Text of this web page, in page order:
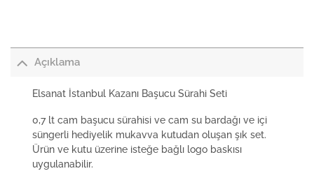
Açıklama
Elsanat İstanbul Kazanı Başucu Sürahi Seti
0,7 lt cam başucu sürahisi ve cam su bardağı ve içi
süngerli hediyelik mukavva kutudan oluşan şık set.
Ürün ve kutu üzerine isteğe bağlı logo baskısı
uygulanabilir.